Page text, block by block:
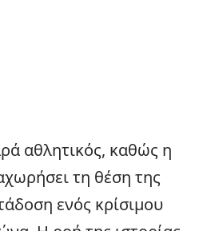
αθλητικός, καθώς η
τη θέση της
ενός κρίσιμου